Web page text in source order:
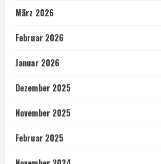
März 2026
Februar 2026
Januar 2026
Dezember 2025
November 2025
Februar 2025